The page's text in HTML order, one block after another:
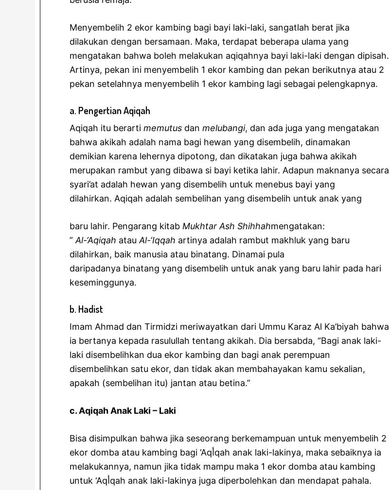
Menyembelih 2 ekor kambing bagi bayi laki-laki, sangatlah berat jika
dilakukan dengan bersamaan. Maka, terdapat beberapa ulama yang
mengatakan bahwa boleh melakukan aqiqahnya bayi laki-laki dengan dipisah.
Artinya, pekan ini menyembelih 1 ekor kambing dan pekan berikutnya atau 2
pekan setelahnya menyembelih 1 ekor kambing lagi sebagai pelengkapnya.
a. Pengertian Aqiqah
Aqiqah itu berarti memutus dan melubangi, dan ada juga yang mengatakan
bahwa akikah adalah nama bagi hewan yang disembelih, dinamakan
demikian karena lehernya dipotong, dan dikatakan juga bahwa akikah
merupakan rambut yang dibawa si bayi ketika lahir. Adapun maknanya secara
syari’at adalah hewan yang disembelih untuk menebus bayi yang
dilahirkan. Aqiqah adalah sembelihan yang disembelih untuk anak yang
baru lahir. Pengarang kitab Mukhtar Ash Shihhahmengatakan:
” Al-‘Aqiqah atau Al-‘Iqqah artinya adalah rambut makhluk yang baru
dilahirkan, baik manusia atau binatang. Dinamai pula
daripadanya binatang yang disembelih untuk anak yang baru lahir pada hari
keseminggunya.
b. Hadist
Imam Ahmad dan Tirmidzi meriwayatkan dari Ummu Karaz Al Ka’biyah bahwa
ia bertanya kepada rasulullah tentang akikah. Dia bersabda, “Bagi anak laki-
laki disembelihkan dua ekor kambing dan bagi anak perempuan
disembelihkan satu ekor, dan tidak akan membahayakan kamu sekalian,
apakah (sembelihan itu) jantan atau betina.”
c. Aqiqah Anak Laki – Laki
Bisa disimpulkan bahwa jika seseorang berkemampuan untuk menyembelih 2
ekor domba atau kambing bagi ‘Aqأqah anak laki-lakinya, maka sebaiknya ia
melakukannya, namun jika tidak mampu maka 1 ekor domba atau kambing
untuk ‘Aqأqah anak laki-lakinya juga diperbolehkan dan mendapat pahala.